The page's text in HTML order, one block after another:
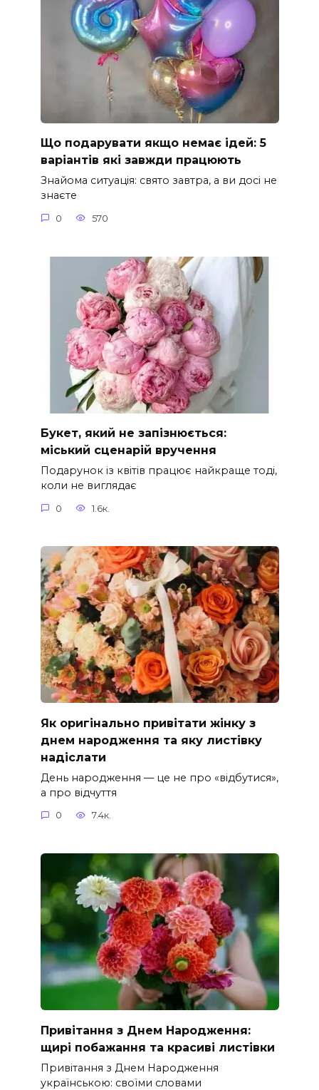
Що подарувати якщо немає ідей: 5
варіантів які завжди працюють
Знайома ситуація: свято завтра, а ви досі не
знаєте
0 570
Букет, який не запізнюється:
міський сценарій вручення
Подарунок із квітів працює найкраще тоді,
коли не виглядає
0 1.6к.
Як оригінально привітати жінку з
днем народження та яку листівку
надіслати
День народження — це не про «відбутися»,
а про відчуття
0 7.4к.
Привітання з Днем Народження:
щирі побажання та красиві листівки
Привітання з Днем Народження
українською: своїми словами